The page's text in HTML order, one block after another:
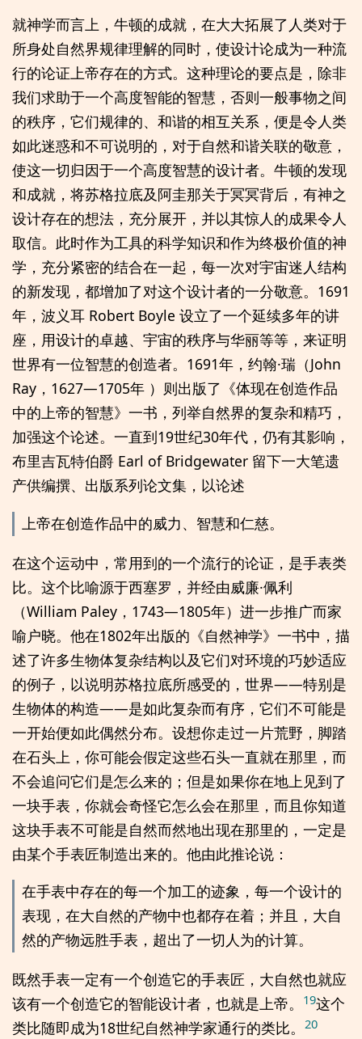
就神学而言上，牛顿的成就，在大大拓展了人类对于
所身处自然界规律理解的同时，使设计论成为一种流
行的论证上帝存在的方式。这种理论的要点是，除非
我们求助于一个高度智能的智慧，否则一般事物之间
的秩序，它们规律的、和谐的相互关系，便是令人类
如此迷惑和不可说明的，对于自然和谐关联的敬意，
使这一切归因于一个高度智慧的设计者。牛顿的发现
和成就，将苏格拉底及阿圭那关于冥冥背后，有神之
设计存在的想法，充分展开，并以其惊人的成果令人
取信。此时作为工具的科学知识和作为终极价值的神
学，充分紧密的结合在一起，每一次对宇宙迷人结构
的新发现，都增加了对这个设计者的一分敬意。1691
年，波义耳 Robert Boyle 设立了一个延续多年的讲
座，用设计的卓越、宇宙的秩序与华丽等等，来证明
世界有一位智慧的创造者。1691年，约翰·瑞（John
Ray，1627—1705年 ）则出版了《体现在创造作品
中的上帝的智慧》一书，列举自然界的复杂和精巧，
加强这个论述。一直到19世纪30年代，仍有其影响，
布里吉瓦特伯爵 Earl of Bridgewater 留下一大笔遗
产供编撰、出版系列论文集，以论述
上帝在创造作品中的威力、智慧和仁慈。
在这个运动中，常用到的一个流行的论证，是手表类
比。这个比喻源于西塞罗，并经由威廉·佩利
（William Paley，1743—1805年）进一步推广而家
喻户晓。他在1802年出版的《自然神学》一书中，描
述了许多生物体复杂结构以及它们对环境的巧妙适应
的例子，以说明苏格拉底所感受的，世界——特别是
生物体的构造——是如此复杂而有序，它们不可能是
一开始便如此偶然分布。设想你走过一片荒野，脚踏
在石头上，你可能会假定这些石头一直就在那里，而
不会追问它们是怎么来的；但是如果你在地上见到了
一块手表，你就会奇怪它怎么会在那里，而且你知道
这块手表不可能是自然而然地出现在那里的，一定是
由某个手表匠制造出来的。他由此推论说：
在手表中存在的每一个加工的迹象，每一个设计的
表现，在大自然的产物中也都存在着；并且，大自
然的产物远胜手表，超出了一切人为的计算。
既然手表一定有一个创造它的手表匠，大自然也就应
该有一个创造它的智能设计者，也就是上帝。
19这个
类比随即成为18世纪自然神学家通行的类比。
20